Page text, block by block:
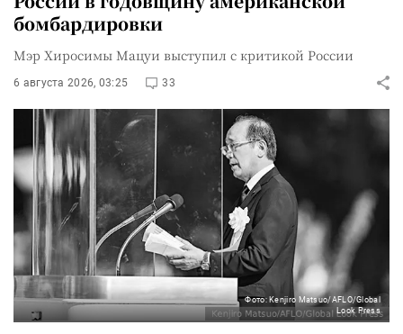
бомбардировки
Мэр Хиросимы Мацуи выступил с критикой России
6 августа 2026, 03:25 33
Фото: Kenjiro Matsuo/AFLO/Global
Look Press